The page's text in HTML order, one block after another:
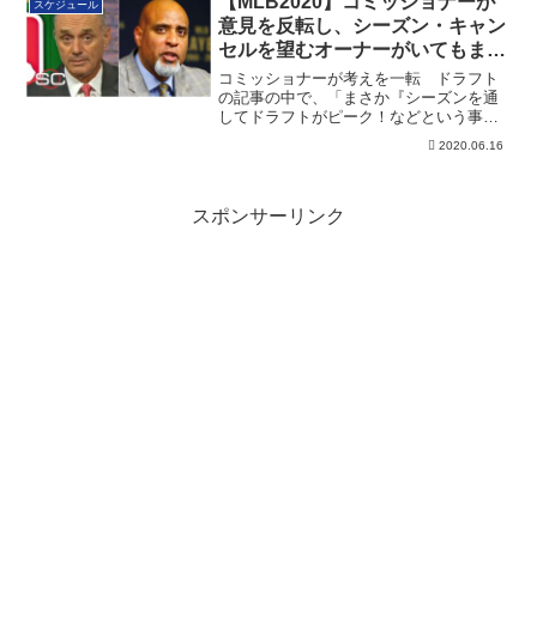
スケジュール
意見を反転し、シーズン・キャン
セルを望むオーナーがいてもまだ
開催にチャンスあり！
コミッショナーが考えを一転 ドラフト
の記事の中で、「まさか『シーズンを通
してドラフトがピーク！などという事態
2020.06.16
スポンサーリンク